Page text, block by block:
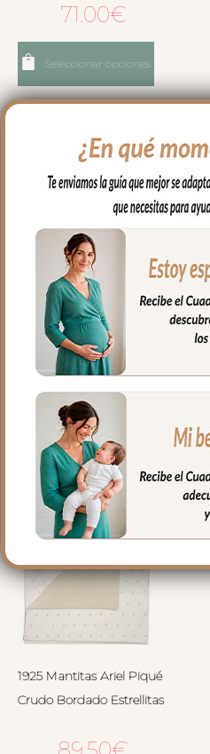
71.00€
Seleccionar opciones
1923 Mantitas Ariel Piqué
Camel Bordado Estrellitas
89.50€
Seleccionar opciones
1925 Mantitas Ariel Piqué
Crudo Bordado Estrellitas